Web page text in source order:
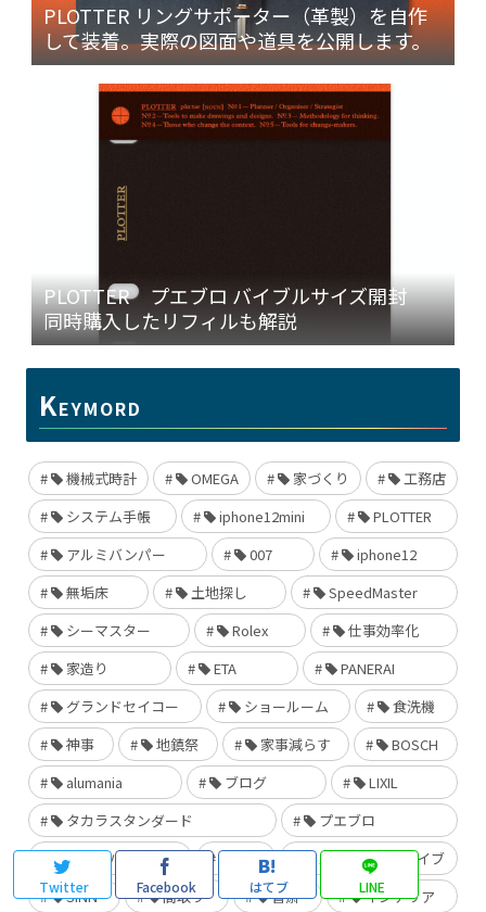
Twitter Facebook はてブ LINE
PLOTTER リングサポーター（革製）を自作
して装着。実際の図面や道具を公開します。
PLOTTER プエブロ バイブルサイズ開封
同時購入したリフィルも解説
KEYMORD
機械式時計 OMEGA 家づくり
工務店
システム手帳
iphone12mini
PLOTTER
アルミバンパー
007
iphone12
無垢床
土地探し
SpeedMaster
シーマスター
Rolex
仕事効率化
家造り
ETA
PANERAI
グランドセイコー
ショールーム
食洗機
神事
地鎮祭 家事減らす
BOSCH
alumania
ブログ
LIXIL
タカラスタンダード
プエブロ
レザーバインダー
時計
スプリングドライブ
SINN
間取り 書斎 インテリア